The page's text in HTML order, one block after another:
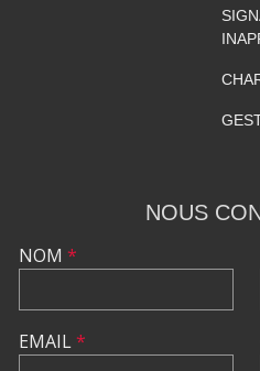
NOUS
NOM *
EMAIL*